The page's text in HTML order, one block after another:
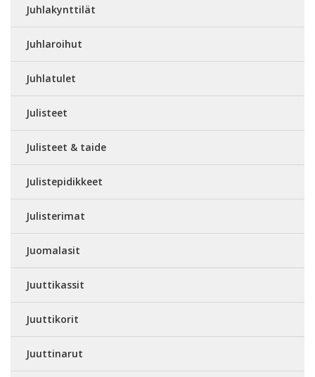
Juhlakynttilät
Juhlaroihut
Juhlatulet
Julisteet
Julisteet & taide
Julistepidikkeet
Julisterimat
Juomalasit
Juuttikassit
Juuttikorit
Juuttinarut